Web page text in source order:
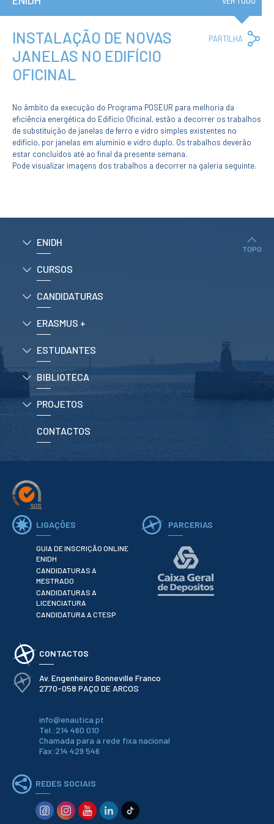
Privacidade e
RGPD
Política de
Avaliação e
Qualidade
Protocolos
Recrutamento
Contratação
Pública
Canal de Denúncia
Centenário ENIDH
de Habilitações
Estrangeiras
CURSOS
Mestrados
Cursos TeSP
Duração
CANDIDATURAS
Mestrados
Licenciaturas
Estudantes
Reingresso
Preparatórios
ERASMUS +
Erasmus
ESTUDANTES
Informação
Académica
Ação Social
Informática
Apoio ao
Estudante
Guia do
Estudante
Testemunhos
BIBLIOTECA
Informação geral
Biblioteca
Insights
Utilizadores
INSTALAÇÃO DE NOVAS
JANELAS NO EDIFÍCIO
OFICINAL
PARTILHA
No âmbito da execução do Programa POSEUR para melhoria da
eficiência energética do Edifício Oficinal, estão a decorrer os trabalhos
de substituição de janelas de ferro e vidro simples existentes no
edifício, por janelas em alumínio e vidro duplo. Os trabalhos deverão
estar concluídos até ao final da presente semana.
Pode visualizar imagens dos trabalhos a decorrer na galeria seguinte.
ENIDH
CURSOS
CANDIDATURAS
ERASMUS +
ESTUDANTES
BIBLIOTECA
PROJETOS
CONTACTOS
TOPO
LIGAÇÕES
GUIA DE INSCRIÇÃO ONLINE
ENIDH
CANDIDATURAS A
MESTRADO
CANDIDATURAS A
LICENCIATURA
CANDIDATURA A CTESP
PARCERIAS
CONTACTOS
Av. Engenheiro Bonneville Franco
2770-058 PAÇO DE ARCOS
info@enautica.pt
Tel.:214 460 010
Chamada para a rede fixa nacional
Fax:214 429 546
REDES SOCIAIS